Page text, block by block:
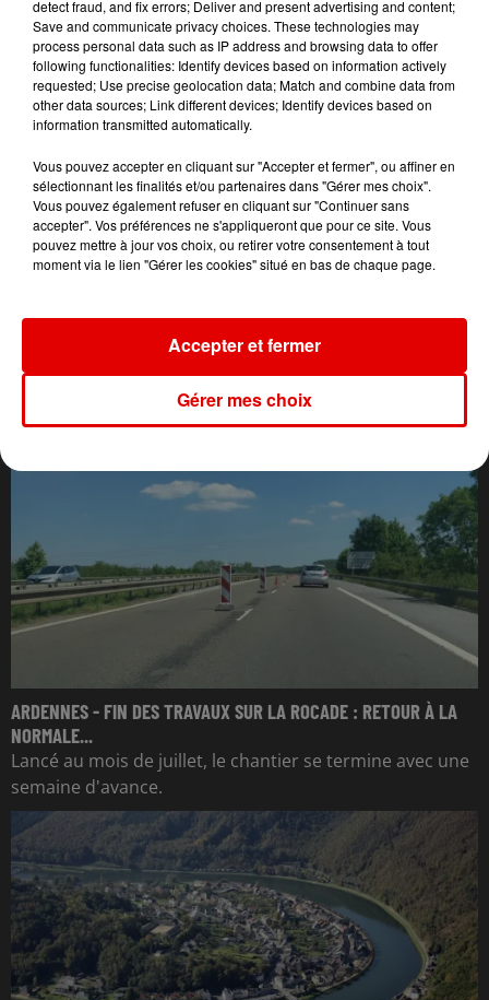
L'ACTU DES ARDENNES
ARDENNES - FIN DES TRAVAUX SUR LA ROCADE : RETOUR À LA
NORMALE...
Lancé au mois de juillet, le chantier se termine avec une
semaine d'avance.
detect fraud, and fix errors; Deliver and present advertising and content;
Save and communicate privacy choices. These technologies may
process personal data such as IP address and browsing data to offer
following functionalities: Identify devices based on information actively
requested; Use precise geolocation data; Match and combine data from
other data sources; Link different devices; Identify devices based on
information transmitted automatically.
Vous pouvez accepter en cliquant sur "Accepter et fermer", ou affiner en
sélectionnant les finalités et/ou partenaires dans "Gérer mes choix".
Vous pouvez également refuser en cliquant sur "Continuer sans
accepter". Vos préférences ne s'appliqueront que pour ce site. Vous
pouvez mettre à jour vos choix, ou retirer votre consentement à tout
moment via le lien "Gérer les cookies" situé en bas de chaque page.
Gérer mes choix
Accepter et fermer